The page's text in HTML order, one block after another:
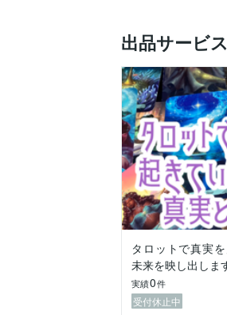
タロットカード
過去と未来の
曖昧な心の迷
ひとつひとつ
“本当に進むべ
得意なリーデ
★恋愛の迷い・
★生まれてき
★才能や金運
★ 仕事・天職・
★ 人間関係の緊
★今必要な宇宙
出品サービ
タロットで真実
未来を映し出しま
実績0件
受付休止中